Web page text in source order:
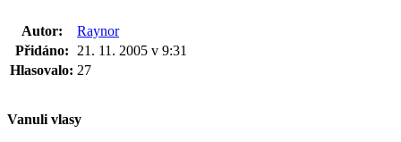
Autor:
Raynor
Přidáno:
21. 11. 2005 v 9:31
Hlasovalo: 27
Vanuli vlasy